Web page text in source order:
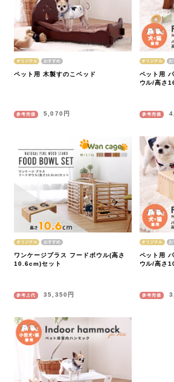
オリジナル
ペット用 木製すのこベッド
参考売価 5,070円
オリジナル
ペット用
ウル/高さ
参考売価
オリジナル
ワンケージプラス フードボウル(高さ
10.6cm)セット
参考上代 35,350円
オリジナル
ペット用
ウル/高さ
参考売価